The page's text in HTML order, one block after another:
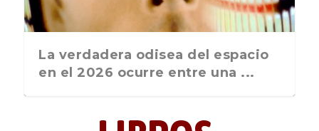
La última postal de la temporada
nos recuerda que nos vamos ...
La verdadera odisea del espacio
en el 2026 ocurre entre una ...